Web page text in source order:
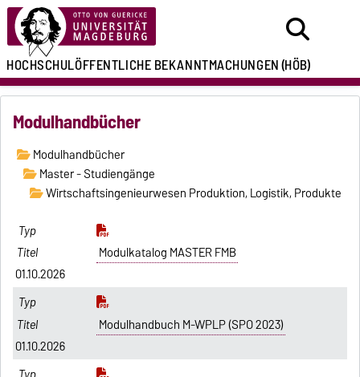
HOCHSCHULÖFFENTLICHEBEKANNTMACHUNGEN(HÖB)
Modulhandbücher
Modulhandbücher
Master - Studiengänge
Wirtschaftsingenieurwesen Produktion, Logistik, Produkte
Modulkatalog MASTER FMB
01.10.2026
Modulhandbuch M-WPLP (SPO 2023)
01.10.2026